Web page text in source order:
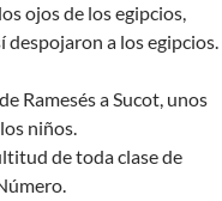
ojos de los egipcios,
a los egipcios.
Ramesés a Sucot, unos
niños.
de toda clase de